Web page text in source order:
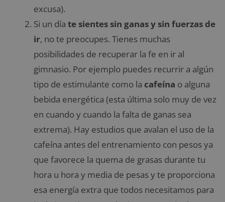
excusa).
Si un día te sientes sin ganas y sin fuerzas de
ir, no te preocupes. Tienes muchas
posibilidades de recuperar la fe en ir al
gimnasio. Por ejemplo puedes recurrir a algún
tipo de estimulante como la cafeína o alguna
bebida energética (esta última solo muy de vez
en cuando y cuando la falta de ganas sea
extrema). Hay estudios que avalan el uso de la
cafeína antes del entrenamiento con pesos ya
que favorece la quema de grasas durante tu
hora u hora y media de pesas y te proporciona
esa energía extra que todos necesitamos para